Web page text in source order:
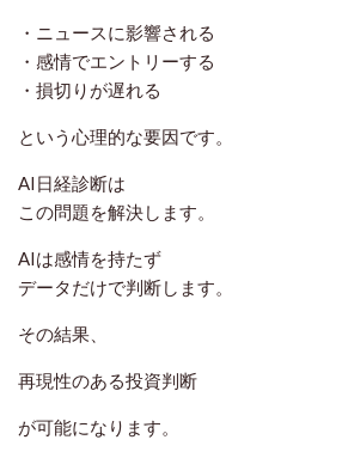
・ニュースに影響される
・感情でエントリーする
・損切りが遅れる
という心理的な要因です。
AI日経診断は
この問題を解決します。
AIは感情を持たず
データだけで判断します。
その結果、
再現性のある投資判断
が可能になります。